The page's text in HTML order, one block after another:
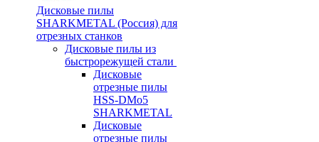
Дисковые пилы
SHARKMETAL (Россия) для
отрезных станков
Дисковые пилы из
быстрорежущей стали
Дисковые
отрезные пилы
HSS-DMo5
SHARKMETAL
Дисковые
отрезные пилы